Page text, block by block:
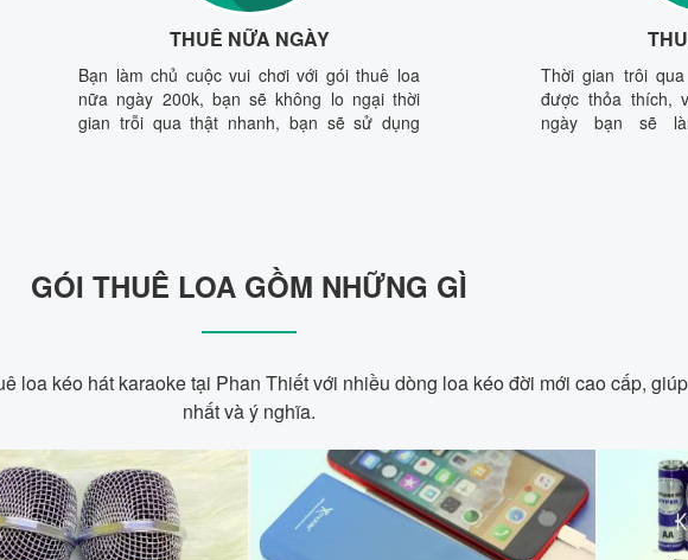
THUÊ NỮA NGÀY
Bạn làm chủ cuộc vui chơi với gói thuê loa
nữa ngày 200k, bạn sẽ không lo ngại thời
gian trỗi qua thật nhanh, bạn sẽ sử dụng
Thời gian trôi
được thỏa thích,
ngày bạn sẽ
GÓI THUÊ LOA GỒM NHỮNG GÌ
loa kéo hát karaoke tại Phan Thiết với nhiều dòng loa kéo đời mới cao cấp,
nhất và ý nghĩa.